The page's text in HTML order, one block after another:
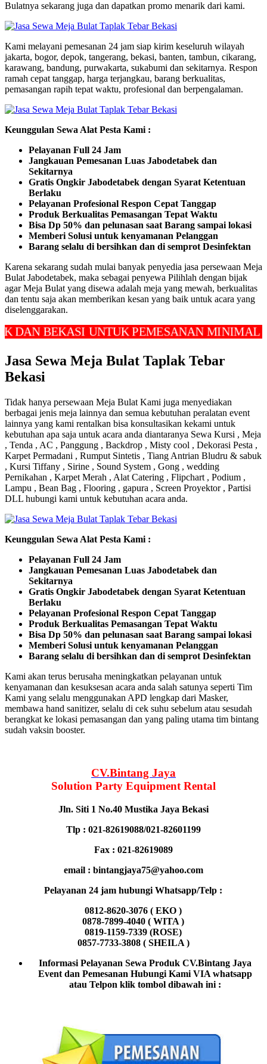
Bulatnya sekarang juga dan dapatkan promo menarik dari kami.
Kami melayani pemesanan 24 jam siap kirim keseluruh wilayah
jakarta, bogor, depok, tangerang, bekasi, banten, tambun, cikarang,
karawang, bandung, purwakarta, sukabumi dan sekitarnya. Respon
ramah cepat tanggap, harga terjangkau, barang berkualitas,
pemasangan rapih tepat waktu, profesional dan berpengalaman.
Keunggulan Sewa Alat Pesta Kami :
Pelayanan Full 24 Jam
Jangkauan Pemesanan Luas Jabodetabek dan
Sekitarnya
Gratis Ongkir Jabodetabek dengan Syarat Ketentuan
Berlaku
Pelayanan Profesional Respon Cepat Tanggap
Produk Berkualitas Pemasangan Tepat Waktu
Bisa Dp 50% dan pelunasan saat Barang sampai lokasi
Memberi Solusi untuk kenyamanan Pelanggan
Barang selalu di bersihkan dan di semprot Desinfektan
Karena sekarang sudah mulai banyak penyedia jasa persewaan Meja
Bulat Jabodetabek, maka sebagai penyewa Pilihlah dengan bijak
agar Meja Bulat yang disewa adalah meja yang mewah, berkualitas
dan tentu saja akan memberikan kesan yang baik untuk acara yang
diselenggarakan.
UNTUK PEMESANAN MINIMAL
Jasa Sewa Meja Bulat Taplak Tebar
Bekasi
Tidak hanya persewaan Meja Bulat Kami juga menyediakan
berbagai jenis meja lainnya dan semua kebutuhan peralatan event
lainnya yang kami rentalkan bisa konsultasikan kekami untuk
kebutuhan apa saja untuk acara anda diantaranya Sewa Kursi , Meja
, Tenda , AC , Panggung , Backdrop , Misty cool , Dekorasi Pesta ,
Karpet Permadani , Rumput Sintetis , Tiang Antrian Bludru & sabuk
, Kursi Tiffany , Sirine , Sound System , Gong , wedding
Pernikahan , Karpet Merah , Alat Catering , Flipchart , Podium ,
Lampu , Bean Bag , Flooring , gapura , Screen Proyektor , Partisi
DLL hubungi kami untuk kebutuhan acara anda.
Keunggulan Sewa Alat Pesta Kami :
Pelayanan Full 24 Jam
Jangkauan Pemesanan Luas Jabodetabek dan
Sekitarnya
Gratis Ongkir Jabodetabek dengan Syarat Ketentuan
Berlaku
Pelayanan Profesional Respon Cepat Tanggap
Produk Berkualitas Pemasangan Tepat Waktu
Bisa Dp 50% dan pelunasan saat Barang sampai lokasi
Memberi Solusi untuk kenyamanan Pelanggan
Barang selalu di bersihkan dan di semprot Desinfektan
Kami akan terus berusaha meningkatkan pelayanan untuk
kenyamanan dan kesuksesan acara anda salah satunya seperti Tim
Kami yang selalu menggunakan APD lengkap dari Masker,
membawa hand sanitizer, selalu di cek suhu sebelum atau sesudah
berangkat ke lokasi pemasangan dan yang paling utama tim bintang
sudah vaksin booster.
CV.Bintang Jaya
Solution Party EquipmentRental
Jln. Siti 1 No.40 Mustika Jaya Bekasi
Tlp : 021-82619088/021-82601199
Fax : 021-82619089
email : bintangjaya75@yahoo.com
Pelayanan 24 jam hubungi Whatsapp/Telp :
0812-8620-3076 ( EKO )
0878-7899-4040 ( WITA )
0819-1159-7339 (ROSE)
0857-7733-3808 ( SHEILA )
Informasi Pelayanan Sewa Produk CV.Bintang Jaya
Event dan Pemesanan Hubungi Kami VIA whatsapp
atau Telpon klik tombol dibawah ini :